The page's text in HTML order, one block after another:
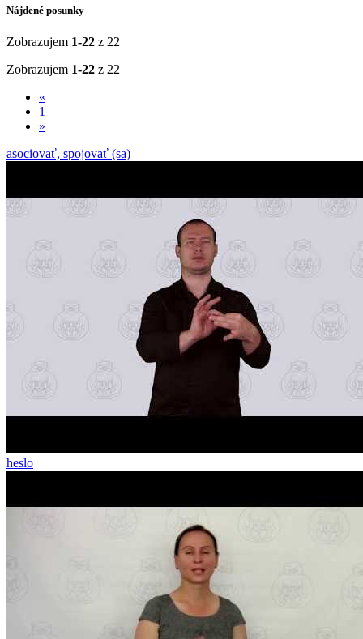
Nájdené posunky
Zobrazujem 1-22 z 22
Zobrazujem 1-22 z 22
«
1
»
asociovať, spojovať (sa)
heslo